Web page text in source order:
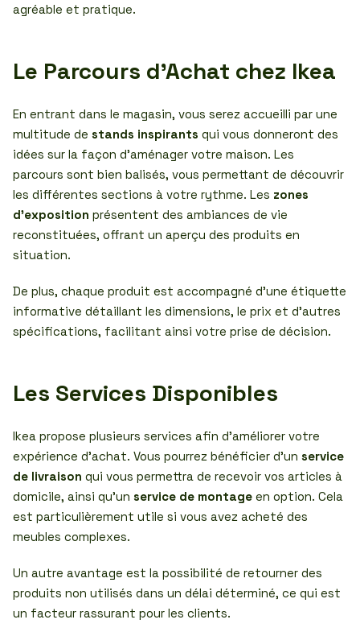
agréable et pratique.
Le Parcours d’Achat chez Ikea
En entrant dans le magasin, vous serez accueilli par une
multitude de stands inspirants qui vous donneront des
idées sur la façon d’aménager votre maison. Les
parcours sont bien balisés, vous permettant de découvrir
les différentes sections à votre rythme. Les zones
d’exposition présentent des ambiances de vie
reconstituées, offrant un aperçu des produits en
situation.
De plus, chaque produit est accompagné d’une étiquette
informative détaillant les dimensions, le prix et d’autres
spécifications, facilitant ainsi votre prise de décision.
Les Services Disponibles
Ikea propose plusieurs services afin d’améliorer votre
expérience d’achat. Vous pourrez bénéficier d’un service
de livraison qui vous permettra de recevoir vos articles à
domicile, ainsi qu’un service de montage en option. Cela
est particulièrement utile si vous avez acheté des
meubles complexes.
Un autre avantage est la possibilité de retourner des
produits non utilisés dans un délai déterminé, ce qui est
un facteur rassurant pour les clients.